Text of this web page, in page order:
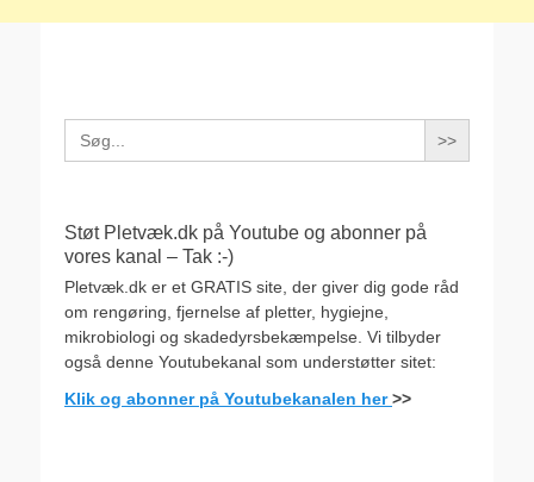
Search
for:
Støt Pletvæk.dk på Youtube og abonner på
vores kanal – Tak :-)
Pletvæk.dk er et GRATIS site, der giver dig gode råd
om rengøring, fjernelse af pletter, hygiejne,
mikrobiologi og skadedyrsbekæmpelse. Vi tilbyder
også denne Youtubekanal som understøtter sitet:
Klik og abonner på Youtubekanalen her>>